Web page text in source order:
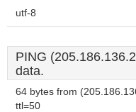
utf-8
PING
data.
64 bytes from
ttl=50